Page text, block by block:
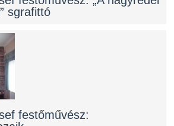
sgrafittó
festőművész: